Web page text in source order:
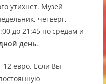
утихнет. Музей
четверг,
до 21:45 по средам и
день.
12 евро. Если Вы